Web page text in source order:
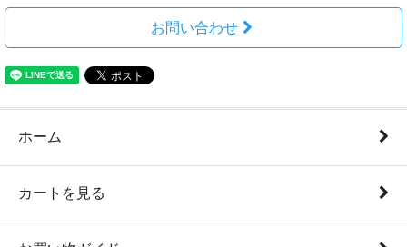
お問い合わせ
ホーム
カートを見る